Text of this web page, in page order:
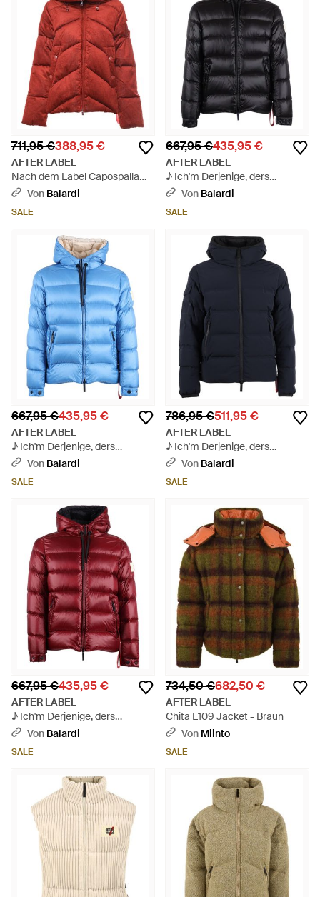
711,95 €388,95 €
AFTER LABEL
Nach dem Label Capospalla
Donna - Rot
Von Balardi
SALE
667,95 €435,95 €
AFTER LABEL
♪ Ich'm Derjenige, ders
Verstanden ♪ - Schwarz
Von Balardi
SALE
667,95 €435,95 €
AFTER LABEL
♪ Ich'm Derjenige, ders
Verstanden ♪ - Blau
Von Balardi
SALE
786,95 €511,95 €
AFTER LABEL
♪ Ich'm Derjenige, ders
Verstanden ♪ - Blau
Von Balardi
SALE
667,95 €435,95 €
AFTER LABEL
♪ Ich'm Derjenige, ders
Verstanden ♪ - Rot
Von Balardi
SALE
734,50 €682,50 €
AFTER LABEL
Chita L109 Jacket - Braun
Von Miinto
SALE